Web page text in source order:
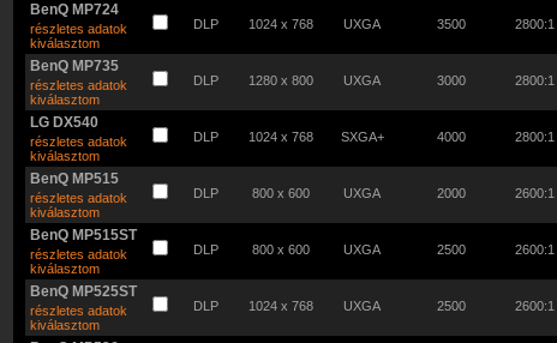
BenQ MP724
részletes adatok
kiválasztom
DLP 1024 x 768 UXGA 3500 2800:1
BenQ MP735
részletes adatok
kiválasztom
DLP 1280 x 800 UXGA 3000 2800:1
LG DX540
részletes adatok
kiválasztom
DLP 1024 x 768 SXGA+ 4000 2800:1
BenQ MP515
részletes adatok
kiválasztom
DLP 800 x 600 UXGA 2000 2600:1
BenQ MP515ST
részletes adatok
kiválasztom
DLP 800 x 600 UXGA 2500 2600:1
BenQ MP525ST
részletes adatok
kiválasztom
DLP 1024 x 768 UXGA 2500 2600:1